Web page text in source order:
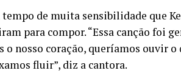
de muita sensibilidade que
para compor. “Essa canção foi
o nosso coração, queríamos ouvir
fluir”, diz a cantora.